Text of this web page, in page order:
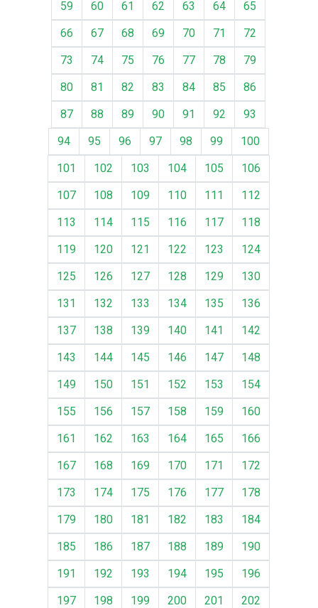
59
60 61 62 63 64
65
66
67 68 69 70 71
72
73
74 75 76 77 78
79
80
81 82 83 84 85
86
87
88 89 90 91 92
93
94
95 96 97 98 99
100
101
102 103 104 105
106
107
108 109 110 111
112
113
114 115 116 117
118
119
120 121 122 123
124
125
126 127 128 129
130
131
132 133 134 135
136
137
138 139 140 141
142
143
144 145 146 147
148
149
150 151 152 153
154
155
156 157 158 159
160
161
162 163 164 165
166
167
168 169 170 171
172
173
174 175 176 177
178
179
180 181 182 183
184
185
186 187 188 189
190
191
192 193 194 195
196
197
198 199 200 201
202